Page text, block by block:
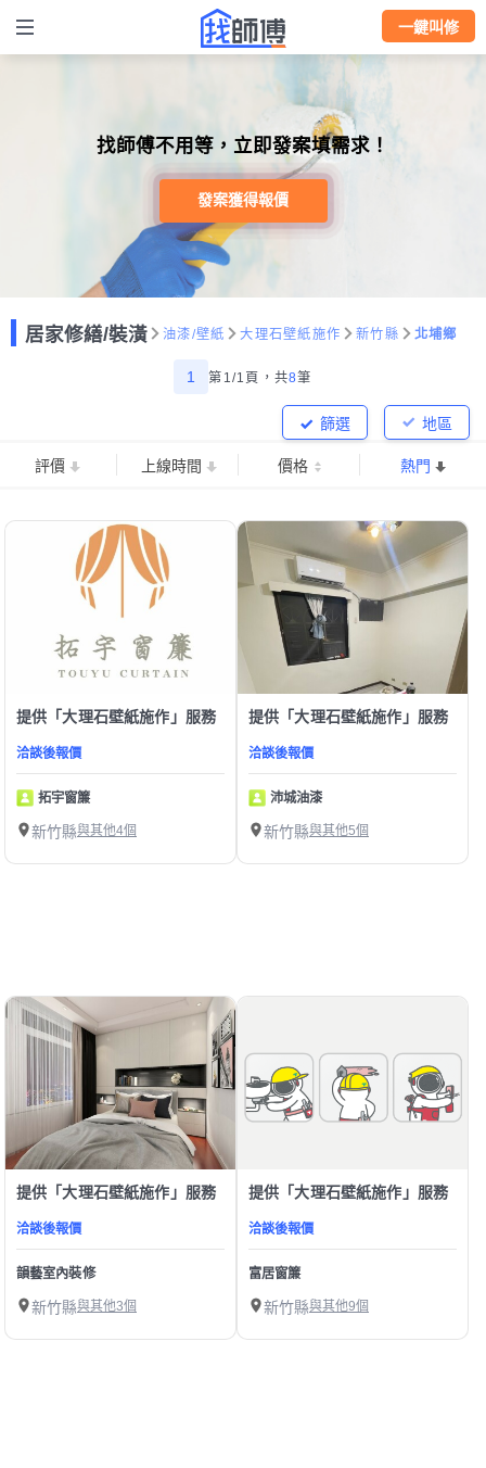
一鍵叫修
找師傅不用等，立即發案填需求！
發案獲得報價
居家修繕/裝潢 油漆/壁紙 大理石壁紙施作 新竹縣 北埔鄉
1 第1/1頁， 共8筆
地區
篩選
評價 上線時間 價格 熱門
提供「大理石壁紙施作」服務
洽談後報價
拓宇窗簾
新竹縣與其他4個
提供「大理石壁紙施作」服務
洽談後報價
沛城油漆
新竹縣與其他5個
提供「大理石壁紙施作」服務
洽談後報價
韻藝室內裝修
新竹縣與其他3個
提供「大理石壁紙施作」服務
洽談後報價
富居窗簾
新竹縣與其他9個